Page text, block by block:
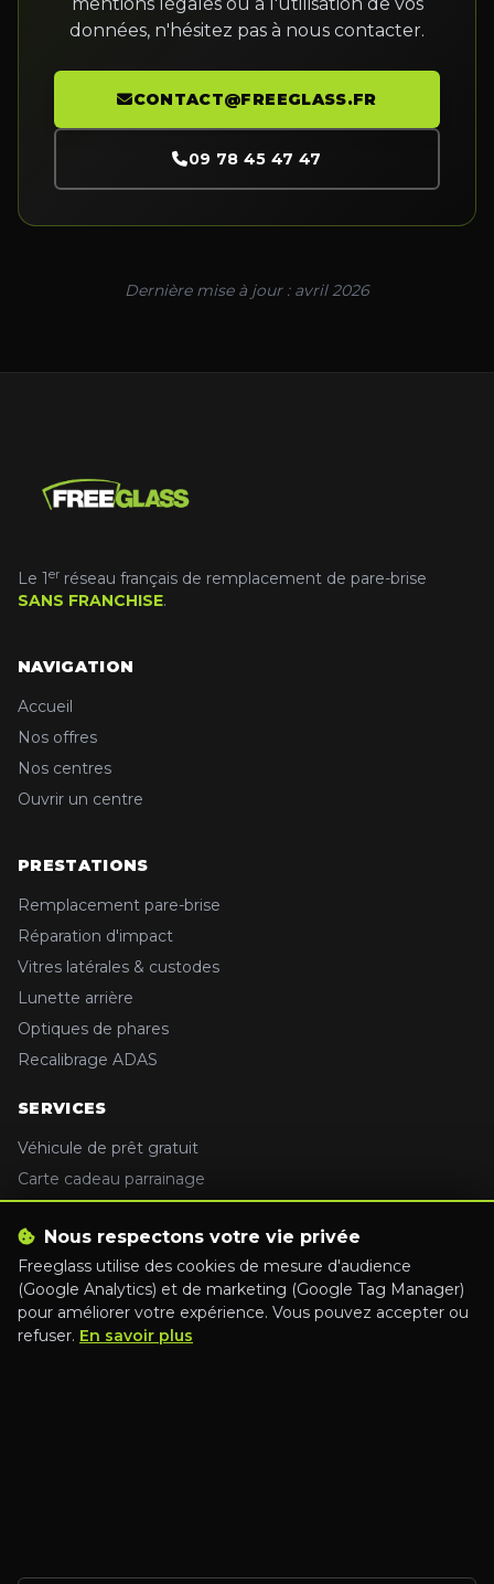
données, n'hésitez pas à nous contacter.
CONTACT@FREEGLASS.FR
09 78 45 47 47
Dernière mise à jour : avril 2026
Le 1er réseau français de remplacement de pare-brise
SANS FRANCHISE.
NAVIGATION
Accueil
Nos offres
Nos centres
Ouvrir un centre
PRESTATIONS
Remplacement pare-brise
Réparation d'impact
Vitres latérales & custodes
Lunette arrière
Optiques de phares
Recalibrage ADAS
SERVICES
Véhicule de prêt gratuit
Carte cadeau parrainage
Recyclage de pare-brise
CONTACT
09 78 45 47 47
Nous respectons votre vie privée
Freeglass utilise des cookies de mesure d'audience
(Google Analytics) et de marketing (Google Tag Manager)
pour améliorer votre expérience. Vous pouvez accepter ou
refuser. En savoir plus